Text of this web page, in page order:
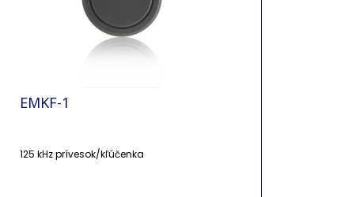
EMKF-1
125 kHz prívesok/kľúčenka